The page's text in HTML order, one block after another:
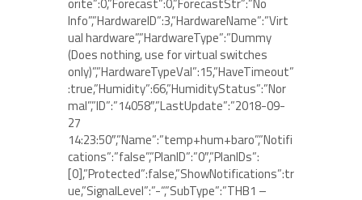
orite”:0,”Forecast”:0,”ForecastStr”:”No
Info”,”HardwareID”:3,”HardwareName”:”Virt
ual hardware”,”HardwareType”:”Dummy
(Does nothing, use for virtual switches
only)”,”HardwareTypeVal”:15,”HaveTimeout”
:true,”Humidity”:66,”HumidityStatus”:”Nor
mal”,”ID”:”14058″,”LastUpdate”:”2018-09-
27
14:23:50″,”Name”:”temp+hum+baro”,”Notifi
cations”:”false”,”PlanID”:”0″,”PlanIDs”:
[0],”Protected”:false,”ShowNotifications”:tr
ue,”SignalLevel”:”-“,”SubType”:”THB1 –